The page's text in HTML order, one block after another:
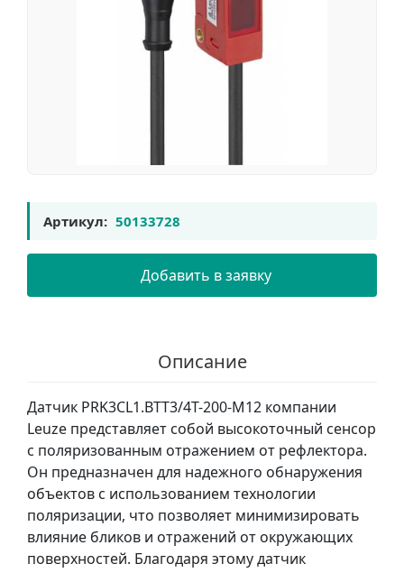
Артикул: 50133728
Добавить в заявку
Описание
Датчик PRK3CL1.BTT3/4T-200-M12 компании
Leuze представляет собой высокоточный сенсор
с поляризованным отражением от рефлектора.
Он предназначен для надежного обнаружения
объектов с использованием технологии
поляризации, что позволяет минимизировать
влияние бликов и отражений от окружающих
поверхностей. Благодаря этому датчик